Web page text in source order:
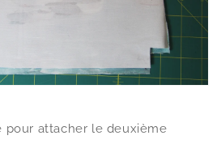
pour attacher le deuxième